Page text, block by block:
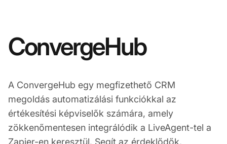
ConvergeHub
A ConvergeHub egy megfizethető CRM
megoldás automatizálási funkciókkal az
értékesítési képviselők számára, amely
zökkenőmentesen integrálódik a LiveAgent-tel a
Zapier-en keresztül. Segít az érdeklődők,